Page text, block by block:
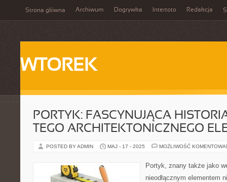
Strona główna Archiwum Dogrywka Intertoto Redakcja
WTOREK
PORTYK: FASCYNUJĄCA
TEGO ARCHITEKTONICZNEGO
POSTED BY ADMIN MAJ - 17 - 2025 MOŻLIWOŚĆ
Portyk, znany także jako
nieodłącznym elementem